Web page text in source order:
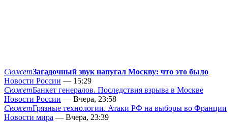
СюжетЗагадочный звук напугал Москву: что это было
Новости России — 15:29
СюжетБанкет генералов. Последствия взрыва в Москве
Новости России — Вчера, 23:58
СюжетГрязные технологии. Атаки РФ на выборы во Франции
Новости мира — Вчера, 23:39